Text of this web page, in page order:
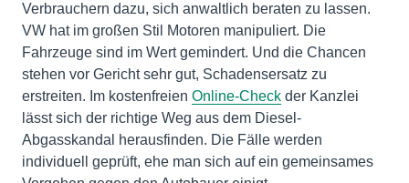
Verbrauchern dazu, sich anwaltlich beraten zu lassen.
VW hat im großen Stil Motoren manipuliert. Die
Fahrzeuge sind im Wert gemindert. Und die Chancen
stehen vor Gericht sehr gut, Schadensersatz zu
erstreiten. Im kostenfreien Online-Check der Kanzlei
lässt sich der richtige Weg aus dem Diesel-
Abgasskandal herausfinden. Die Fälle werden
individuell geprüft, ehe man sich auf ein gemeinsames